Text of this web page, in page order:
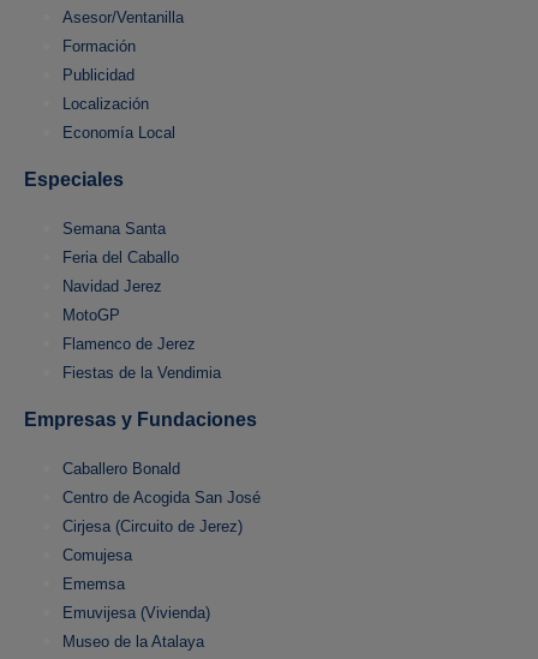
Asesor/Ventanilla
Formación
Publicidad
Localización
Economía Local
Especiales
Semana Santa
Feria del Caballo
Navidad Jerez
MotoGP
Flamenco de Jerez
Fiestas de la Vendimia
Empresas y Fundaciones
Caballero Bonald
Centro de Acogida San José
Cirjesa (Circuito de Jerez)
Comujesa
Ememsa
Emuvijesa (Vivienda)
Museo de la Atalaya